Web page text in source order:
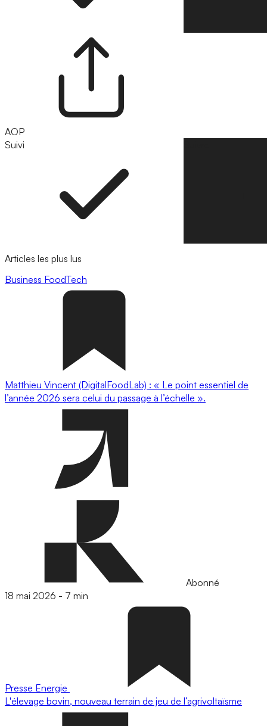
AOP
Suivi
Articles les plus lus
Business FoodTech
Matthieu Vincent (DigitalFoodLab) : « Le point essentiel de
l’année 2026 sera celui du passage à l’échelle ».
Abonné
18 mai 2026 - 7 min
Presse Energie
L'élevage bovin, nouveau terrain de jeu de l’agrivoltaïsme